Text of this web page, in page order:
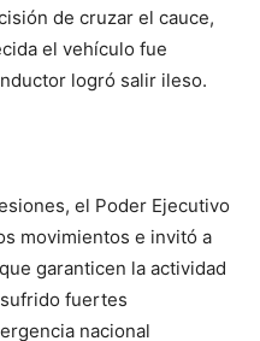
de cruzar el cauce,
el vehículo fue
logró salir ileso.
el Poder Ejecutivo
movimientos e invitó a
garanticen la actividad
fuertes
nacional